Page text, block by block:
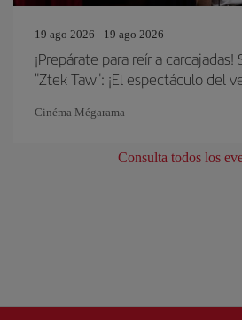
19 ago 2026 - 19 ago 2026
¡Prepárate para reír a carcajadas!
"Ztek Taw": ¡El espectáculo del
Cinéma Mégarama
Consulta todos los